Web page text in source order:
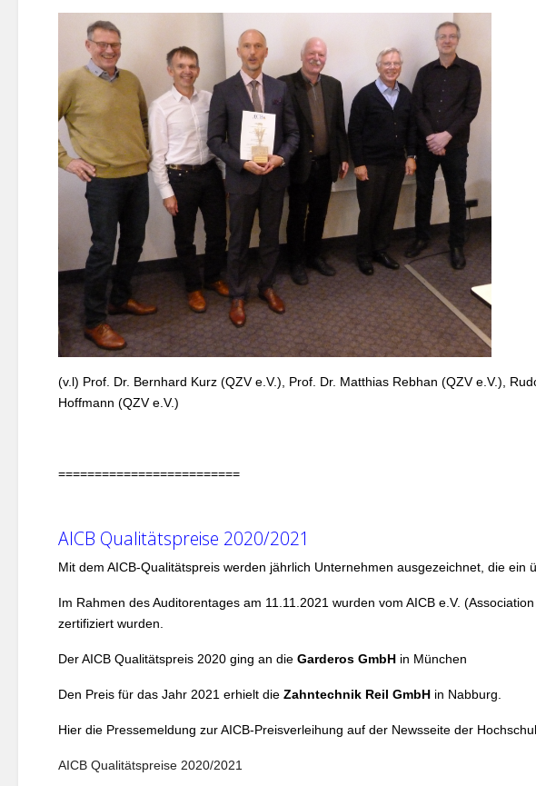
(v.l) Prof. Dr. Bernhard Kurz (QZV e.V.), Prof. Dr. Matthias Rebhan (QZV e.V.),
Hoffmann (QZV e.V.)
=========================
AICB Qualitätspreise 2020/2021
Mit dem AICB-Qualitätspreis werden jährlich Unternehmen ausgezeichnet, die
Im Rahmen des Auditorentages am 11.11.2021 wurden vom AICB e.V.
zertifiziert wurden.
Der AICB Qualitätspreis 2020 ging an die Garderos GmbH in München
Den Preis für das Jahr 2021 erhielt die Zahntechnik Reil GmbH in Nabburg.
Hier die Pressemeldung zur AICB-Preisverleihung auf der Newsseite der
AICB Qualitätspreise 2020/2021